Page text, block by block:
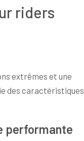
riders
extrêmes et une
des caractéristiques
performante